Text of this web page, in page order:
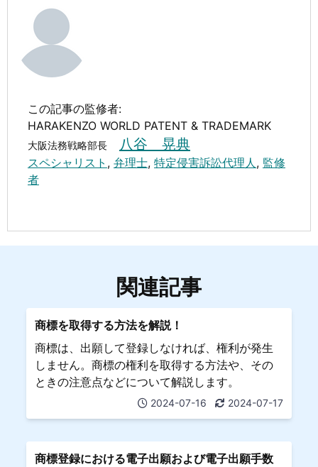
この記事の監修者:
HARAKENZO WORLD PATENT & TRADEMARK
大阪法務戦略部長 八谷 晃典
スペシャリスト , 弁理士, 特定侵害訴訟代理人 , 監修
者
関連記事
商標を取得する方法を解説！
商標は、出願して登録しなければ、権利が発生
しません。商標の権利を取得する方法や、その
ときの注意点などについて解説します。
2024-07-16 2024-07-17
商標登録における電子出願および電子出願手数